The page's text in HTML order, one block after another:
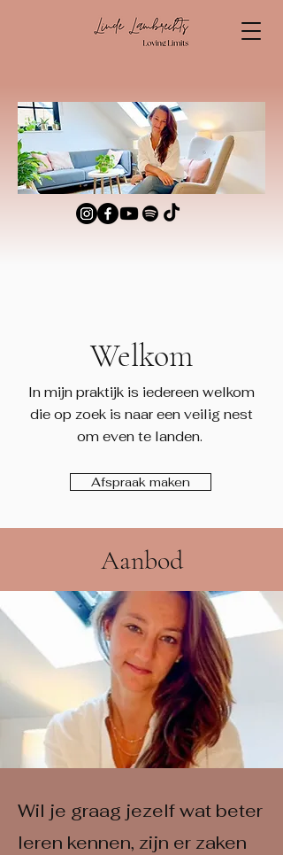
Welkom
In mijn praktijk is iedereen welkom
die op zoek is naar een veilig nest
om even te landen.
Afspraak maken
Aanbod
Wil je graag jezelf wat beter
leren kennen, zijn er zaken